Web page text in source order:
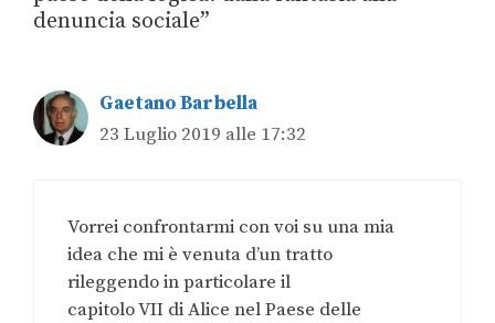
denuncia sociale”
Gaetano Barbella
23 Luglio 2019 alle 17:32
Vorrei confrontarmi con voi su una mia
idea che mi è venuta d’un tratto
rileggendo in particolare il
capitolo VII di Alice nel Paese delle